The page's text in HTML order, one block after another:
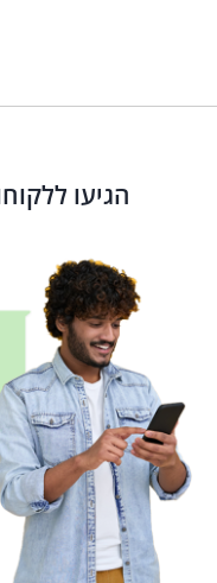
הגיעו